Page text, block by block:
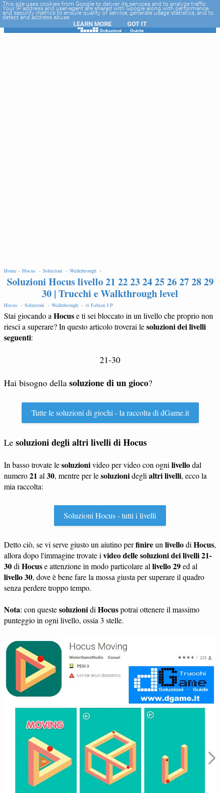
-->
Home - Hocus - Soluzioni - Walkthrough -
Soluzioni Hocus livello 21 22 23 24 25 26 27 28 29
30 | Trucchi e Walkthrough level
Hocus - Soluzioni - Walkthrough - di Fabian J.P.
Stai giocando a Hocuse ti sei bloccato in un livello che proprio non
riesci a superare? In questo articolo troverai lesoluzioni dei livelli
seguenti:
21-30
Hai bisogno della soluzione di un gioco?
Tutte le soluzioni di giochi - la raccolta di dGame.it
Le soluzioni degli altri livelli di Hocus
In basso trovate lesoluzionivideo per video con ogni livellodal
numero21 al 30, mentre per lesoluzionidegli altri livelli, ecco la
mia raccolta:
Soluzioni Hocus - tutti i livelli
Detto ciò, se vi serve giusto un aiutino perfinireun livellodi Hocus,
allora dopo l'immagine trovate i video delle soluzioni dei livelli 21-
30di Hocuse attenzione in modo particolare al livello 29ed al
livello 30, dove è bene fare la mossa giusta per superare il quadro
senza perdere troppo tempo.
Nota: con questesoluzionidi Hocuspotrai ottenere il massimo
punteggio in ogni livello, ossia 3 stelle.
This site uses cookies from Google to deliver its services and to analyze traffic.
Your IP address and user-agent are shared with Google along with performance
and security metrics to ensure quality of service, generate usage statistics, and to
detect and address abuse.
LEARN MORE GOT IT